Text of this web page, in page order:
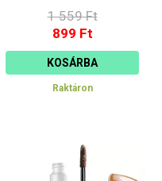
1 559 Ft
899 Ft
KOSÁRBA
Raktáron